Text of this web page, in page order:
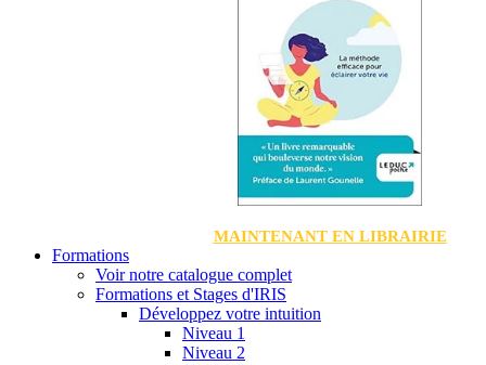
MAINTENANT EN LIBRAIRIE
Formations
Voir notre catalogue complet
Formations et Stages d'IRIS
Développez votre intuition
Niveau 1
Niveau 2